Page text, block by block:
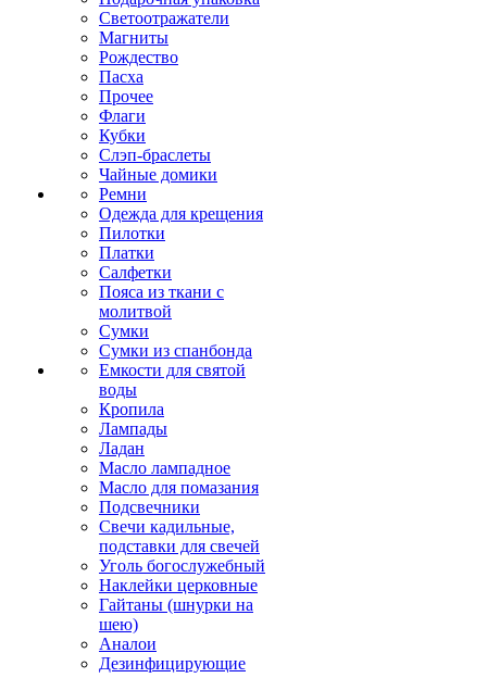
Светоотражатели
Магниты
Рождество
Пасха
Прочее
Флаги
Кубки
Слэп-браслеты
Чайные домики
Ремни
Одежда для крещения
Пилотки
Платки
Салфетки
Пояса из ткани с
молитвой
Сумки
Сумки из спанбонда
Емкости для святой
воды
Кропила
Лампады
Ладан
Масло лампадное
Масло для помазания
Подсвечники
Свечи кадильные,
подставки для свечей
Уголь богослужебный
Наклейки церковные
Гайтаны (шнурки на
шею)
Аналои
Дезинфицирующие